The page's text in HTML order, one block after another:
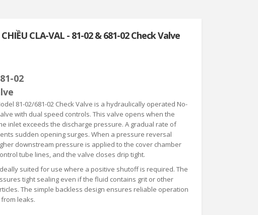
CLA-VAL - 81-02 & 681-02 Check Valve
02
81-02/681-02 Check Valve is a hydraulically operated No-
with dual speed controls. This valve opens when the
inlet exceeds the discharge pressure. A gradual rate of
sudden opening surges. When a pressure reversal
downstream pressure is applied to the cover chamber
tube lines, and the valve closes drip tight.
suited for use where a positive shutoff is required. The
tight sealing even if the fluid contains grit or other
The simple backless design ensures reliable operation
leaks.